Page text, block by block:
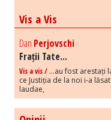
Vis a Vis
Dan Perjovschi
Frații Tate...
Vis a vis / ...au fost arestați
ce Justiția de la noi i-a
laudae,